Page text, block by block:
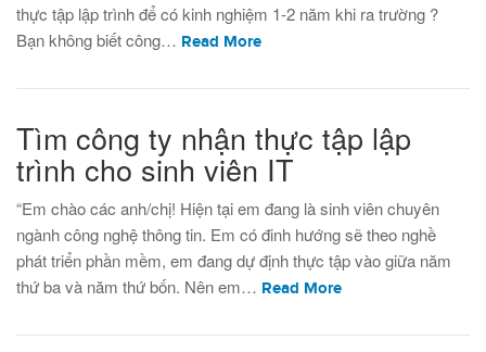
thực tập lập trình để có kinh nghiệm 1-2 năm khi ra trường ?
Bạn không biết công… Read More
Tìm công ty nhận thực tập lập
trình cho sinh viên IT
“Em chào các anh/chị! Hiện tại em đang là sinh viên chuyên
ngành công nghệ thông tin. Em có đinh hướng sẽ theo nghề
phát triển phần mềm, em đang dự định thực tập vào giữa năm
thứ ba và năm thứ bốn. Nên em… Read More